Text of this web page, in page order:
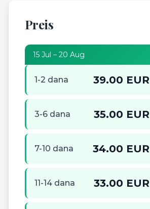
Preis
15 Jul – 20 Aug
1-2 dana 39.00
3-6 dana 35.00
7-10 dana 34.00
11-14 dana 33.00